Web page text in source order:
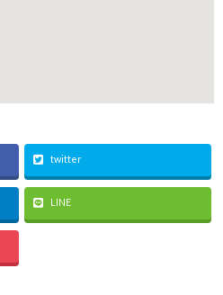
twitter
LINE